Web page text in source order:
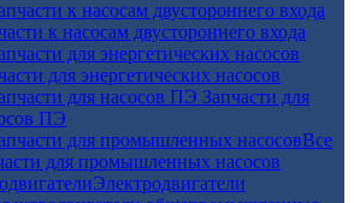
к насосам двустороннего входа
для энергетических насосов
Запчасти для
ПЭ
Все
для промышленных насосов
Электродвигатели